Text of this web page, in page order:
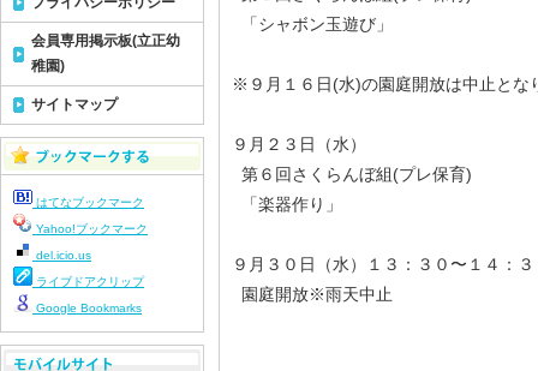
「シャボン玉遊び」
※９月１６日(水)の園庭開放は中止とな
９月２３日（水）
第６回さくらんぼ組(プレ保育)
「楽器作り」
９月３０日（水）１３：３０〜１４：
園庭開放※雨天中止
会員専用掲示板(立正幼
稚園)
サイトマップ
はてなブックマーク
Yahoo!ブックマーク
del.icio.us
ライブドアクリップ
Google Bookmarks